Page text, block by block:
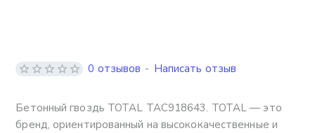
Бетонный гвоздь TOTAL TAC918643. TOTAL — это
бренд, ориентированный на высококачественные и
0 отзывов - Написать отзыв